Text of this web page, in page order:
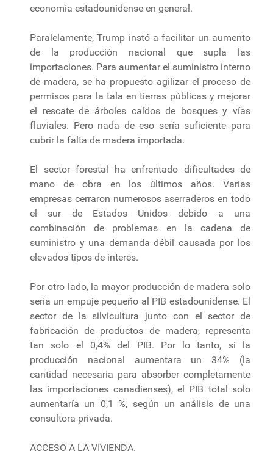
economía estadounidense en general.
Paralelamente, Trump instó a facilitar un aumento
de la producción nacional que supla las
importaciones. Para aumentar el suministro interno
de madera, se ha propuesto agilizar el proceso de
permisos para la tala en tierras públicas y mejorar
el rescate de árboles caídos de bosques y vías
fluviales. Pero nada de eso sería suficiente para
cubrir la falta de madera importada.
El sector forestal ha enfrentado dificultades de
mano de obra en los últimos años. Varias
empresas cerraron numerosos aserraderos en todo
el sur de Estados Unidos debido a una
combinación de problemas en la cadena de
suministro y una demanda débil causada por los
elevados tipos de interés.
Por otro lado, la mayor producción de madera solo
sería un empuje pequeño al PIB estadounidense. El
sector de la silvicultura junto con el sector de
fabricación de productos de madera, representa
tan solo el 0,4% del PIB. Por lo tanto, si la
producción nacional aumentara un 34% (la
cantidad necesaria para absorber completamente
las importaciones canadienses), el PIB total solo
aumentaría un 0,1 %, según un análisis de una
consultora privada.
ACCESO A LA VIVIENDA.